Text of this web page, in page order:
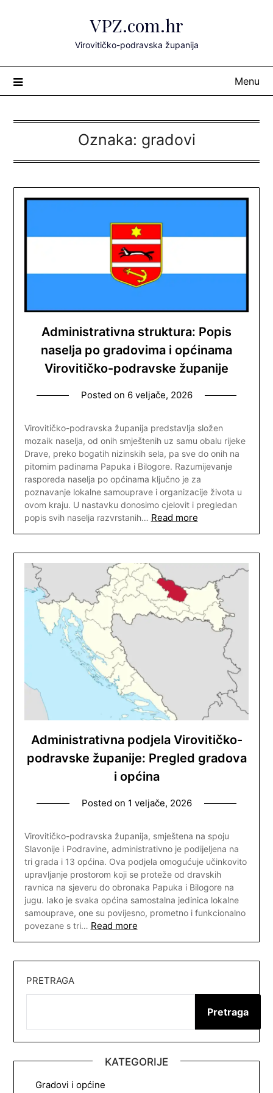
VPZ.com.hr
Virovitičko-podravska županija
Menu
Oznaka: gradovi
Administrativna struktura: Popis
naselja po gradovima i općinama
Virovitičko-podravske županije
Posted on 6 veljače, 2026
Virovitičko-podravska županija predstavlja složen
mozaik naselja, od onih smještenih uz samu obalu rijeke
Drave, preko bogatih nizinskih sela, pa sve do onih na
pitomim padinama Papuka i Bilogore. Razumijevanje
rasporeda naselja po općinama ključno je za
poznavanje lokalne samouprave i organizacije života u
ovom kraju. U nastavku donosimo cjelovit i pregledan
popis svih naselja razvrstanih… Read more
Administrativna podjela Virovitičko-
podravske županije: Pregled gradova
i općina
Posted on 1 veljače, 2026
Virovitičko-podravska županija, smještena na spoju
Slavonije i Podravine, administrativno je podijeljena na
tri grada i 13 općina. Ova podjela omogućuje učinkovito
upravljanje prostorom koji se proteže od dravskih
ravnica na sjeveru do obronaka Papuka i Bilogore na
jugu. Iako je svaka općina samostalna jedinica lokalne
samouprave, one su povijesno, prometno i funkcionalno
povezane s tri… Read more
PRETRAGA
Pretraga
KATEGORIJE
Gradovi i općine